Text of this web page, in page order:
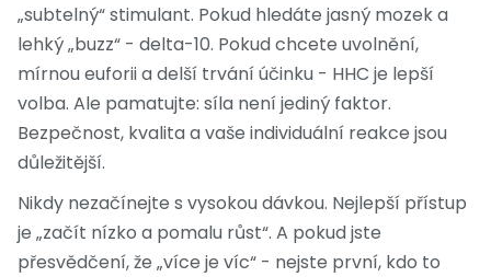
„subtelný“ stimulant. Pokud hledáte jasný mozek a
lehký „buzz“ - delta-10. Pokud chcete uvolnění,
mírnou euforii a delší trvání účinku - HHC je lepší
volba. Ale pamatujte: síla není jediný faktor.
Bezpečnost, kvalita a vaše individuální reakce jsou
důležitější.
Nikdy nezačínejte s vysokou dávkou. Nejlepší přístup
je „začít nízko a pomalu růst“. A pokud jste
přesvědčení, že „více je víc“ - nejste první, kdo to